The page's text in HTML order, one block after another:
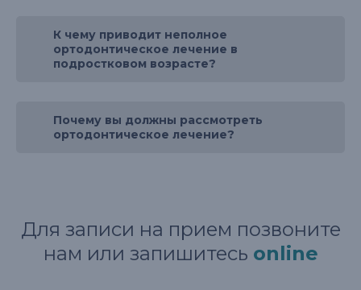
К чему приводит неполное
ортодонтическое лечение в
подростковом возрасте?
Почему вы должны рассмотреть
ортодонтическое лечение?
Для записи на прием позвоните
нам или запишитесь online